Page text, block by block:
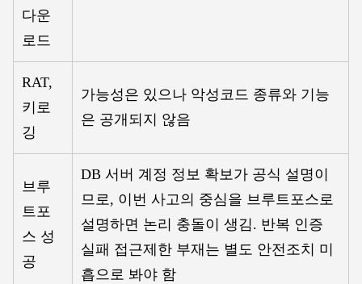
다운
로드
RAT,
키로
깅
가능성은 있으나 악성코드 종류와 기능
은 공개되지 않음
브루
트포
스 성
공
DB 서버 계정 정보 확보가 공식 설명이
므로, 이번 사고의 중심을 브루트포스로
설명하면 논리 충돌이 생김. 반복 인증
실패 접근제한 부재는 별도 안전조치 미
흡으로 봐야 함